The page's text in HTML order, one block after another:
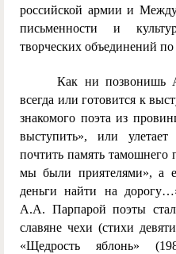
российской армии и
письменности и
творческих объединений по
Как ни позвонишь
всегда или готовится к
знакомого поэта из
выступить», или
почтить память тамошнего
мы были приятелями», а
деньги найти на
А.А. Парпарой поэты
славяне чехи (стихи
«Щедрость яблонь»